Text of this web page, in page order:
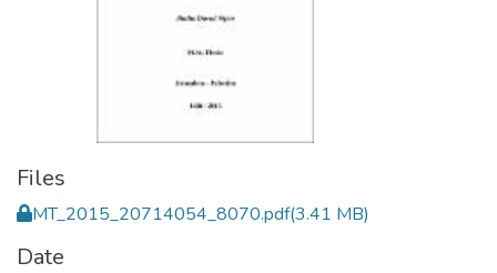
Files
MT_2015_20714054_8070.pdf(3.41 MB)
Date